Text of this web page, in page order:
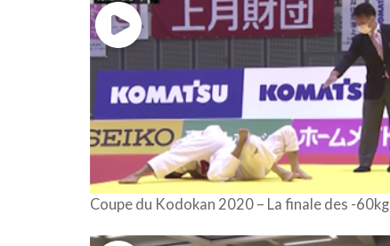
Coupe du Kodokan 2020 – La finale des -60kg